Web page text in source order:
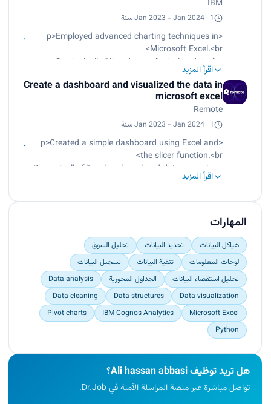
IBM
Jan 2023 - Jan 2024 · 1 سنة
<p>Employed advanced charting techniques in
Microsoft Excel.<br>
Strategically filtered manufacturing data for
specific cars.<br>
Created a sunburst chart.<br>
Created a scatter chart.<br>
Created a histogram.<br>
Created a line chart.<br>
Analyzed and visualized German car sales data
through diverse charts.<br>
Demonstrated the practical benefits of Microsoft
Excel in data analysis.</p>
اقرأ المزيد
Create a dashboard and visualized the data in
microsoft excel
Remote
Jan 2023 - Jan 2024 · 1 سنة
<p>Created a simple dashboard using Excel and
the slicer function.<br>
Dynamically filtered and analyzed data on various
dimensions like year, region, customer, industry,
using slicers.<br>
Used slicers to slice and dice data.<br>
Enabled visualizations and charts to adapt
instantly.</p>
اقرأ المزيد
المهارات
هياكل البيانات تحديد البيانات
تحليل السوق
لوحات المعلومات
تنقية البيانات
تسجيل البيانات
تحليل استقصاء البيانات
الجداول المحورية
Data analysis
Data visualization
Data structures
Data cleaning
Microsoft Excel
IBM Cognos Analytics
Pivot charts
Python
هل تريد توظيف Ali hassan abbasi؟
تواصل مباشرة عبر منصة المراسلة الآمنة في Dr.Job.